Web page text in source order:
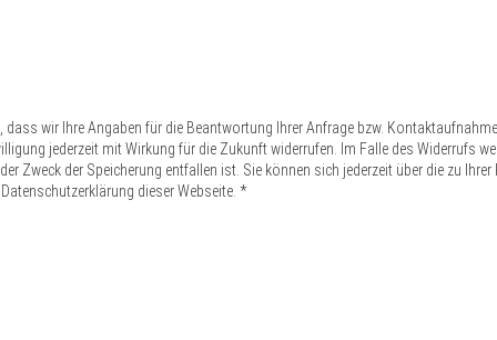
wir Ihre Angaben für die Beantwortung Ihrer Anfrage bzw.
jederzeit mit Wirkung für die Zukunft widerrufen. Im Falle des Widerrufs
Zweck der Speicherung entfallen ist. Sie können sich jederzeit über die zu
dieser Webseite. *